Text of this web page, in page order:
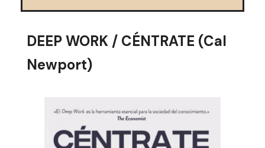
DEEP WORK / CÉNTRATE (Cal
Newport)